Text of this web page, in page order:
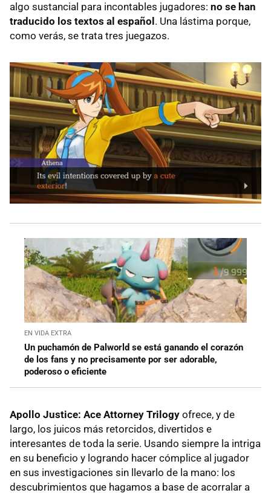
algo sustancial para incontables jugadores: no se han
traducido los textos al español . Una lástima porque,
como verás, se trata tres juegazos.
EN VIDA EXTRA
Un puchamón de Palworld se está ganando el corazón
de los fans y no precisamente por ser adorable,
poderoso o eficiente
Apollo Justice: Ace Attorney Trilogy ofrece, y de
largo, los juicos más retorcidos, divertidos e
interesantes de toda la serie. Usando siempre la intriga
en su beneficio y logrando hacer cómplice al jugador
en sus investigaciones sin llevarlo de la mano: los
descubrimientos que hagamos a base de acorralar a